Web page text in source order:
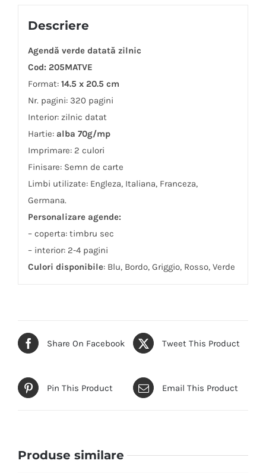
Descriere
Agendă verde datată zilnic
Cod: 205MATVE
Format: 14.5 x 20.5 cm
Nr. pagini: 320 pagini
Interior: zilnic datat
Hartie: alba 70g/mp
Imprimare: 2 culori
Finisare: Semn de carte
Limbi utilizate: Engleza, Italiana, Franceza,
Germana.
Personalizare agende:
– coperta: timbru sec
– interior: 2-4 pagini
Culori disponibile: Blu, Bordo, Griggio, Rosso, Verde
Share On Facebook Tweet This Product
Pin This Product Email This Product
Produse similare